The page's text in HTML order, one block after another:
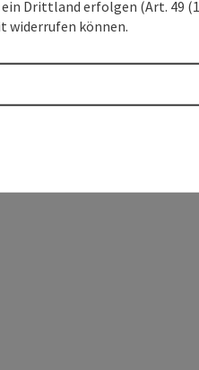
Drittland erfolgen (Art. 49
widerrufen können.